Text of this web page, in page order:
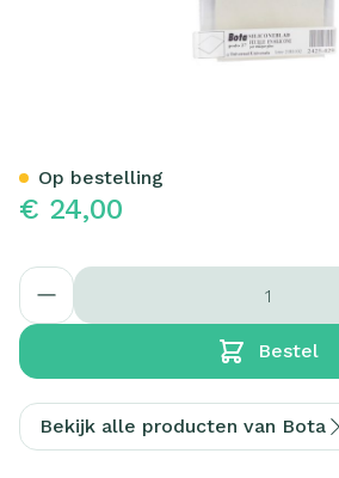
€ 24,00
Aantal
Bestel
Op bestelling
Bekijk alle producten van Bota